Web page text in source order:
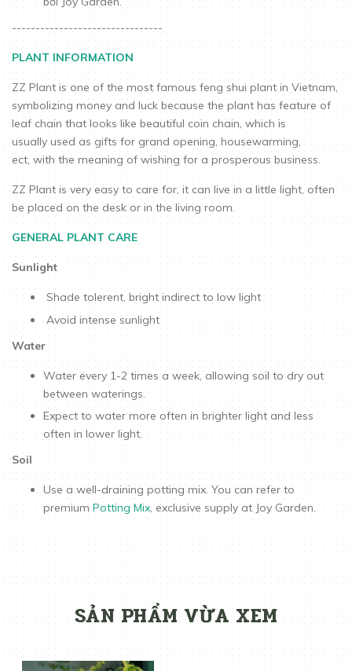
--------------------------------
PLANT INFORMATION
ZZ Plant is one of the most famous feng shui plant in Vietnam,
symbolizing money and luck because the plant has feature of
leaf chain that looks like beautiful coin chain, which is
usually used as gifts for grand opening, housewarming,
ect, with the meaning of wishing for a prosperous business.
ZZ Plant is very easy to care for, it can live in a little light, often
be placed on the desk or in the living room.
GENERAL PLANT CARE
Sunlight
Shade tolerent, bright indirect to low light
Avoid intense sunlight
Water
Water every 1-2 times a week, allowing soil to dry out
between waterings.
Expect to water more often in brighter light and less
often in lower light.
Soil
Use a well-draining potting mix. You can refer to
premium Potting Mix, exclusive supply at Joy Garden.
SẢN PHẨM VỪA XEM